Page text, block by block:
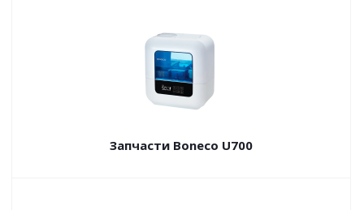
Запчасти Boneco U700